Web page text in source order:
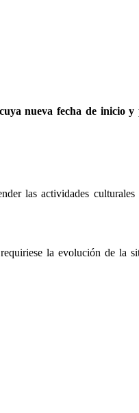
nueva fecha de inicio
las actividades culturales
la evolución de la